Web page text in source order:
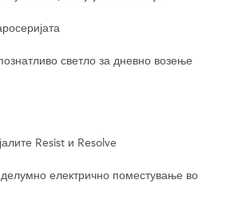
светло за дневно возење
Resist и Resolve
електрично поместување во